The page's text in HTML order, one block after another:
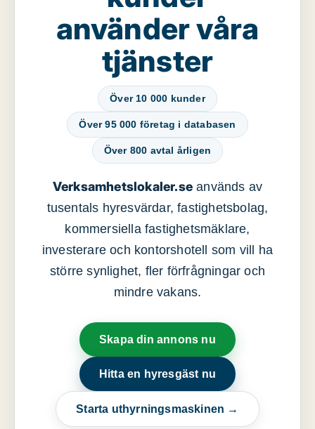
använder våra
tjänster
Över 10 000 kunder
Över 95 000 företag i databasen
Över 800 avtal årligen
Verksamhetslokaler.se används av
tusentals hyresvärdar, fastighetsbolag,
kommersiella fastighetsmäklare,
investerare och kontorshotell som vill ha
större synlighet, fler förfrågningar och
mindre vakans.
Skapa din annons nu
Hitta en hyresgäst nu
Starta uthyrningsmaskinen →